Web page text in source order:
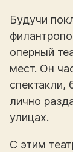
Будучи
оперный
мест. Он
спектакли,
лично
улицах.
С этим